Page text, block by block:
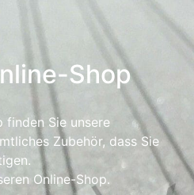
Shop
finden Sie unsere
Zubehör, dass Sie
Online-Shop.